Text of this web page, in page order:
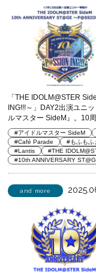
「THE IDOLM@STER
ING!!!～」DAY2出演ユニ
ルマスター SideM』。10
#アイドルマスター SideM
#Café Parade
#もふもふ
#Lantis
#THE
#10th ANNIVERSARY
and more